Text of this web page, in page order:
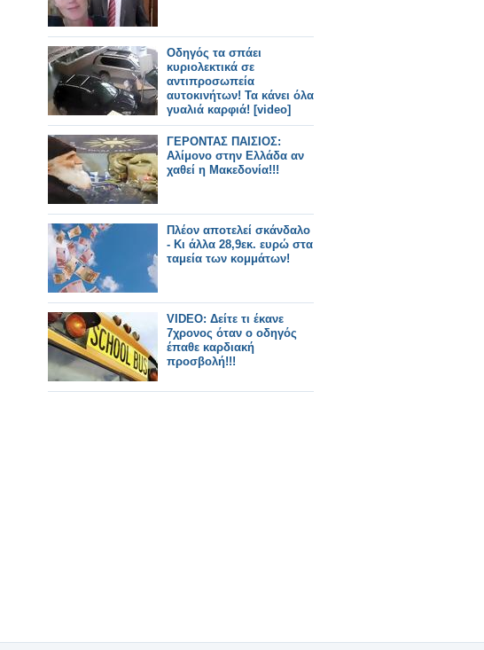
Οδηγός τα σπάει
κυριολεκτικά σε
αντιπροσωπεία
αυτοκινήτων! Τα κάνει όλα
γυαλιά καρφιά! [video]
ΓΕΡΟΝΤΑΣ ΠΑΙΣΙΟΣ:
Αλίμονο στην Ελλάδα αν
χαθεί η Μακεδονία!!!
Πλέον αποτελεί σκάνδαλο
- Κι άλλα 28,9εκ. ευρώ στα
ταμεία των κομμάτων!
VIDEO: Δείτε τι έκανε
7χρονος όταν ο οδηγός
έπαθε καρδιακή
προσβολή!!!